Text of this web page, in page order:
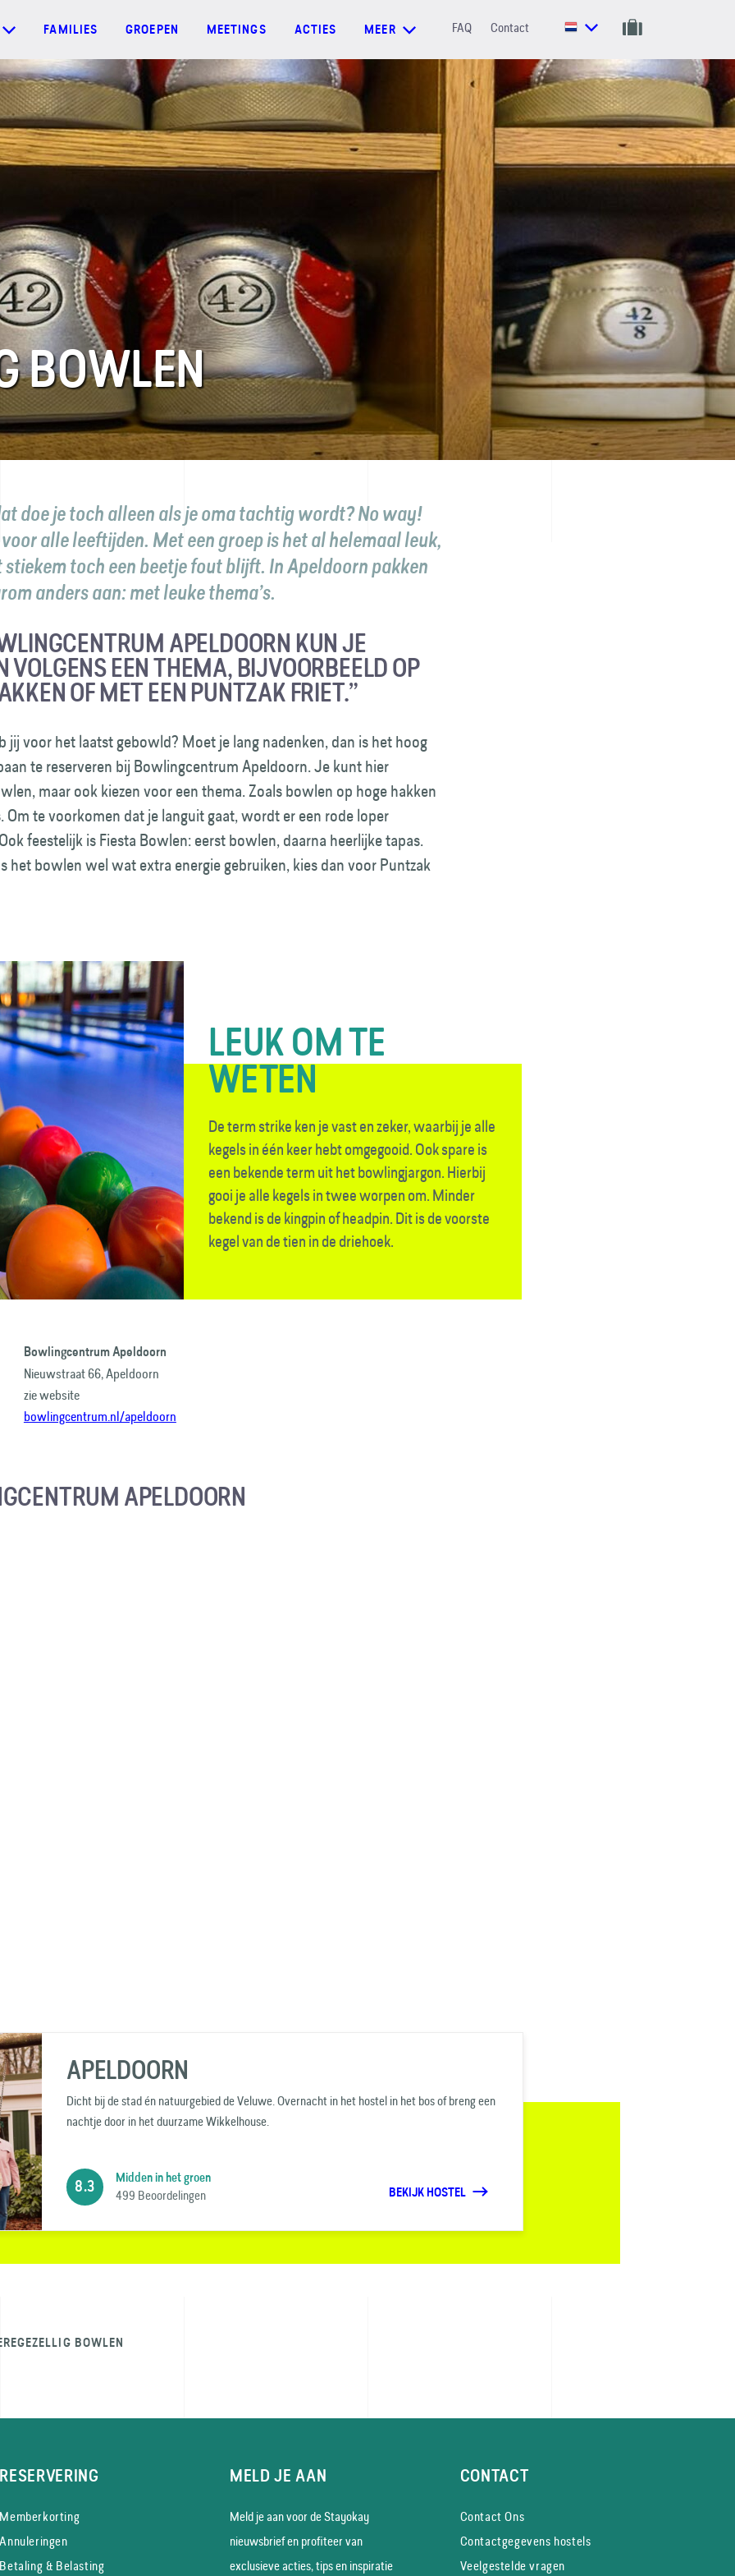
FAMILIES GROEPEN MEETINGS ACTIES MEER FAQ Contact
BOWLEN
doe je toch alleen als je oma tachtig wordt?No way!
alle leeftijden. Met een groep is het al helemaal leuk,
toch een beetje fout blijft. In Apeldoorn pakken
anders aan: met leuke thema’s.
APELDOORN KUN JE
VOLGENS EEN THEMA, BIJVOORBEELD OP
OF MET EEN PUNTZAK FRIET.”
jij voor het laatst gebowld? Moet je lang nadenken, dan is het hoog
te reserveren bij Bowlingcentrum Apeldoorn. Je kunt hier
maar ook kiezen voor een thema. Zoals bowlen op hoge hakken
Om te voorkomen dat je languit gaat, wordt er een rode loper
feestelijk is Fiesta Bowlen: eerst bowlen, daarna heerlijke tapas.
het bowlen wel wat extra energie gebruiken, kies dan voor Puntzak
LEUK OM TE
WETEN
De term strike ken je vast en zeker, waarbij je alle
kegels in één keer hebt omgegooid. Ook spare is
een bekende term uit het bowlingjargon. Hierbij
gooi je alle kegels in twee worpen om. Minder
bekend is de kingpin of headpin. Dit is de voorste
kegel van de tien in de driehoek.
Bowlingcentrum Apeldoorn
Nieuwstraat 66, Apeldoorn
zie website
bowlingcentrum.nl/apeldoorn
APELDOORN
APELDOORN
Dicht bij de stad én ​​natuurgebied de Veluwe. Overnacht in het hostel in het bos of breng een
nachtje door in het duurzame Wikkelhouse.
8.3
Midden in het groen
499 Beoordelingen BEKIJK HOSTEL
BOWLEN
RESERVERING
Memberkorting
Annuleringen
Betaling & Belasting
MELD JE AAN
Meld je aan voor de Stayokay
nieuws­brief en profiteer van
exclusieve acties, tips en inspiratie
CONTACT
Contact Ons
Contactgegevens hostels
Veelgestelde vragen